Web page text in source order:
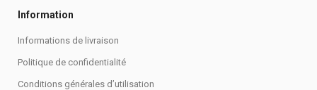
Information
Informations de livraison
Politique de confidentialité
Conditions générales d’utilisation